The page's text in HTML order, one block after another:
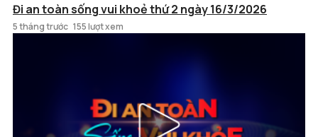
Đi an toàn sống vui khoẻ thứ 2 ngày 16/3/2026
5 tháng trước 155 lượt xem